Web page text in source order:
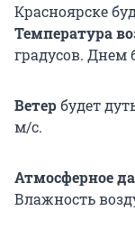
Красноярске
Температура
градусов. Днем
Ветербудет
м/с.
Атмосферное
Влажность